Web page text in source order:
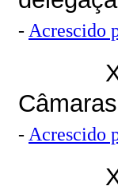
- Acrescido
- Acrescido